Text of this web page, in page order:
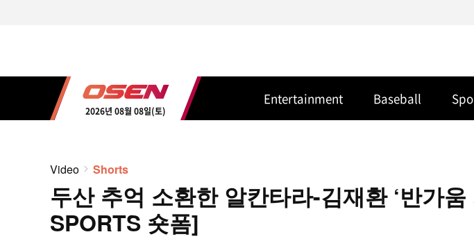
2026년 08월 08일(토)
Entertainment Baseball
Video Shorts
두산 추억 소환한 알칸타라-김재환 ‘반가
SPORTS 숏폼]